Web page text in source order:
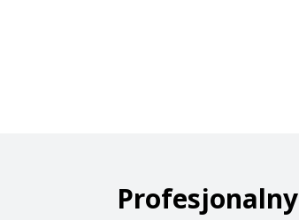
Profesjonalny